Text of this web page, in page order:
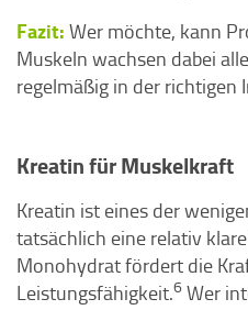
Fazit: Wer möchte, kann
Muskeln wachsen dabei
regelmäßig in der
Kreatin für Muskelkraft
Kreatin ist eines der
tatsächlich eine relativ
Monohydrat fördert die
Leistungsfähigkeit.6 Wer